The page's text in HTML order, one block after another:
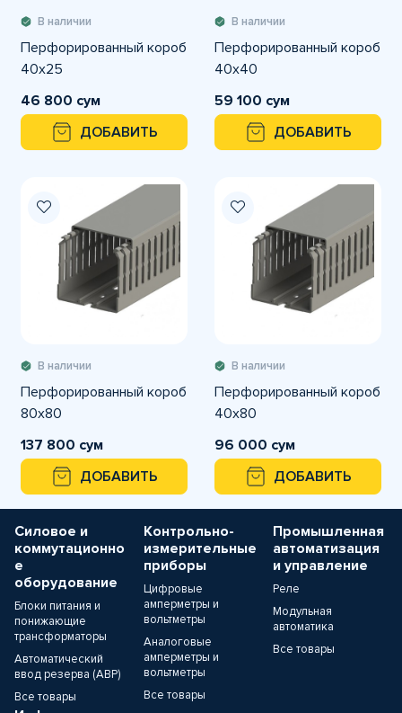
В наличии
Перфорированный короб
40х25
46 800 сум
ДОБАВИТЬ
В наличии
Перфорированный короб
40х40
59 100 сум
ДОБАВИТЬ
В наличии
Перфорированный короб
80х80
137 800 сум
ДОБАВИТЬ
В наличии
Перфорированный короб
40х80
96 000 сум
ДОБАВИТЬ
Силовое и
коммутационно
е
оборудование
Блоки питания и
понижающие
трансформаторы
Автоматический
ввод резерва (АВР)
Все товары
Контрольно-
измерительные
приборы
Цифровые
амперметры и
вольтметры
Аналоговые
амперметры и
вольтметры
Все товары
Промышленная
автоматизация
и управление
Реле
Модульная
автоматика
Все товары